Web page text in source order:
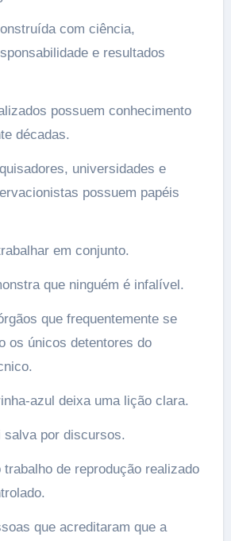
com ciência,
e resultados
possuem conhecimento
décadas.
universidades e
possuem papéis
em conjunto.
que ninguém é infalível.
que frequentemente se
os únicos detentores do
azul deixa uma lição clara.
salva por discursos.
de reprodução realizado
que acreditaram que a